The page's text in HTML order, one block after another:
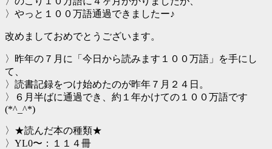
〉やっと１００万語通過できましたー♪
改めましておめでとうございます。
〉昨年の７月に「今日から読みます１００万語」を手にし
て、
〉読書記録をつけ始めたのが昨年７月２４日。
〉６月半ばに通過でき、約１年かけての１００万語です
(*^_^*)
〉★読んだ本の種類★
〉YL0〜：１１４冊